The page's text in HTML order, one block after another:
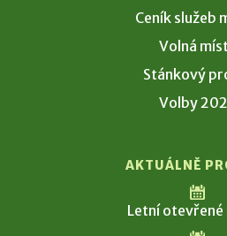
Ceník služeb
Volná
Stánkový
Volby
AKTUÁLNĚ
Letní otevřené